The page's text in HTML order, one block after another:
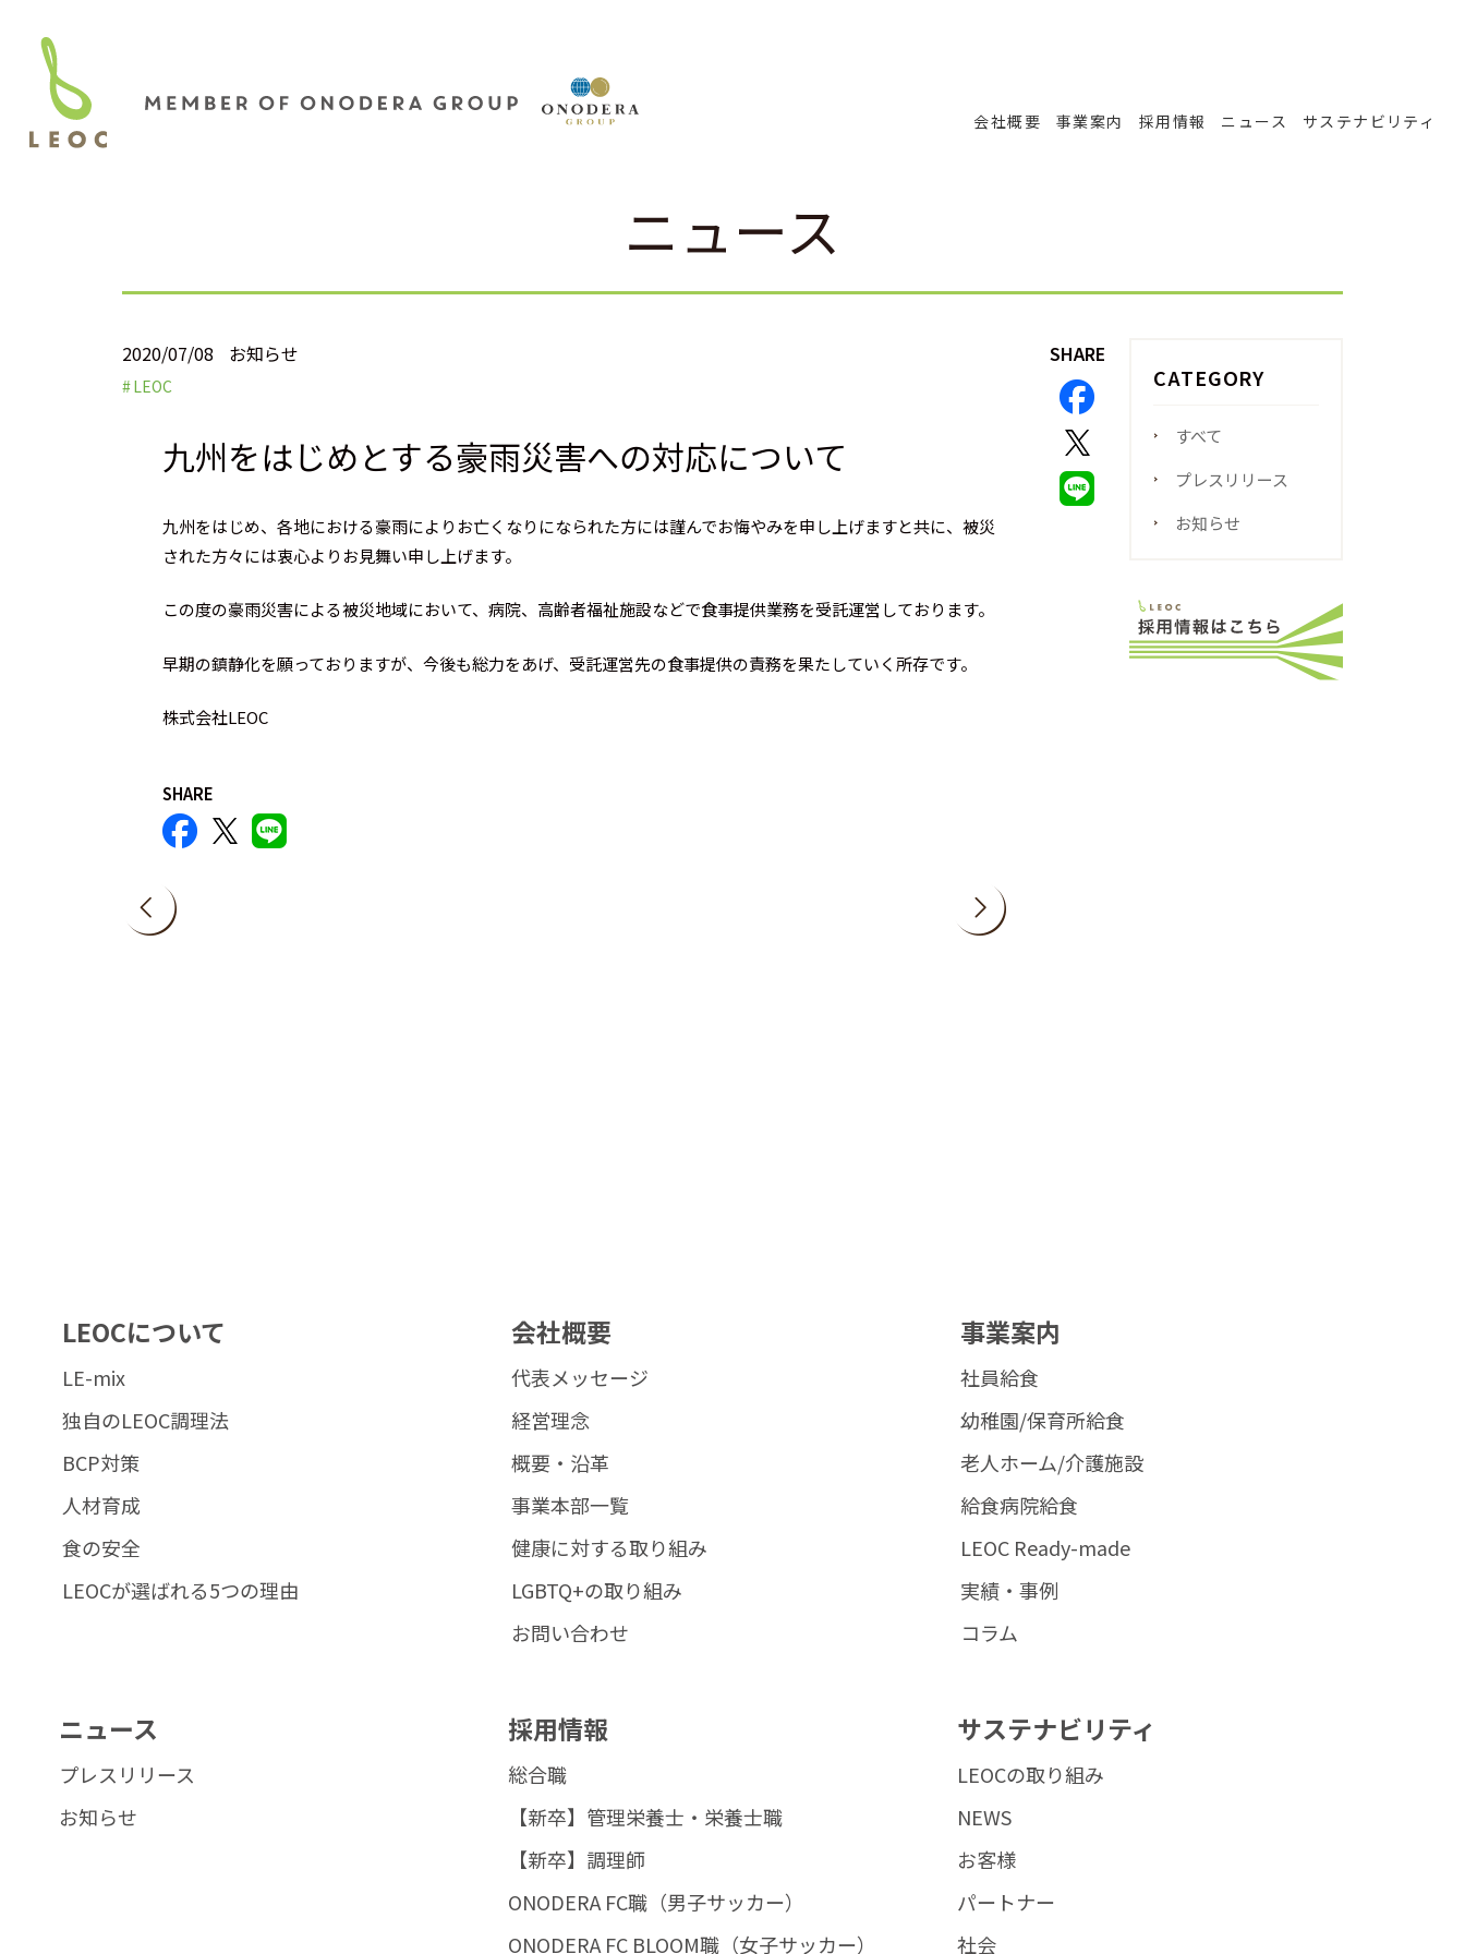
会社概要 事業案内 採用情報 ニュース サステナビリティ
ニュース
2020/07/08 お知らせ
LEOC
九州をはじめとする豪雨災害への対応について
九州をはじめ、各地における豪雨によりお亡くなりになられた方には謹んでお悔やみを申し上げますと共に、被災
された方々には衷心よりお見舞い申し上げます。
この度の豪雨災害による被災地域において、病院、高齢者福祉施設などで食事提供業務を受託運営しております。
早期の鎮静化を願っておりますが、今後も総力をあげ、受託運営先の食事提供の責務を果たしていく所存です。
株式会社LEOC
SHARE
SHARE
CATEGORY
すべて
プレスリリース
お知らせ
LEOCについて
LE-mix
独自のLEOC調理法
BCP対策
人材育成
食の安全
LEOCが選ばれる5つの理由
会社概要
代表メッセージ
経営理念
概要・沿革
事業本部一覧
健康に対する取り組み
LGBTQ+の取り組み
お問い合わせ
事業案内
社員給食
幼稚園/保育所給食
老人ホーム/介護施設
給食病院給食
LEOC Ready-made
実績・事例
コラム
ニュース
プレスリリース
お知らせ
採用情報
総合職
【新卒】管理栄養士・栄養士職
【新卒】調理師
ONODERA FC職（男子サッカー）
ONODERA FC BLOOM職（女子サッカー）
サステナビリティ
LEOCの取り組み
NEWS
お客様
パートナー
社会